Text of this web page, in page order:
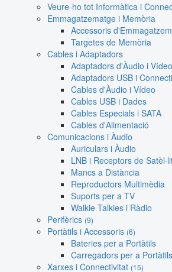
Veure-ho tot Informàtica i
Emmagatzematge i Memòria
Accessoris
Targetes de Memòria
Cables i Adaptadors
Adaptadors d'Àudio i Vídeo
Adaptadors USB i
Cables d'Àudio i Vídeo
Cables USB i Dades
Cables Especials i SATA
Cables d'Alimentació
Comunicacions i Àudio
Auriculars i Àudio
LNB i Receptors de
Mancs a Distància
Reproductors Multimèdia
Suports per a TV
Walkie Talkies i Ràdio
Perifèrics (9)
Portàtils i Accessoris (6)
Bateries per a Portàtils
Carregadors per a Portàtils
Xarxes i Connectivitat (15)